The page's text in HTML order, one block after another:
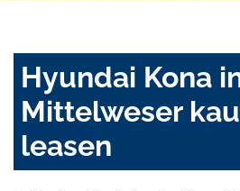
Hyundai Kona
Mittelweser
leasen